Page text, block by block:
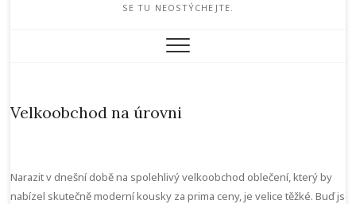
SE TU NEOSTÝCHEJTE.
Velkoobchod na úrovni
Narazit v dnešní době na spolehlivývelkoobchod oblečení, který by
nabízel skutečně moderní kousky za prima ceny, je velice těžké. Buď